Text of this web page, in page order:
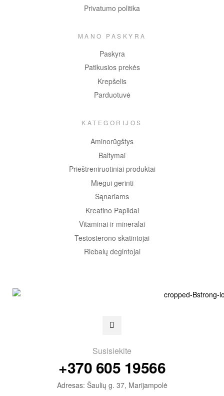
Susisiekite
+370 605 19566
Adresas: Šaulių g. 37, Marijampolė
Privatumo politika
MANO PASKYRA
Paskyra
Patikusios prekės
Krepšelis
Parduotuvė
KATEGORIJOS
Aminorūgštys
Baltymai
Prieštreniruotiniai produktai
Miegui gerinti
Sąnariams
Kreatino Papildai
Vitaminai ir mineralai
Testosterono skatintojai
Riebalų degintojai